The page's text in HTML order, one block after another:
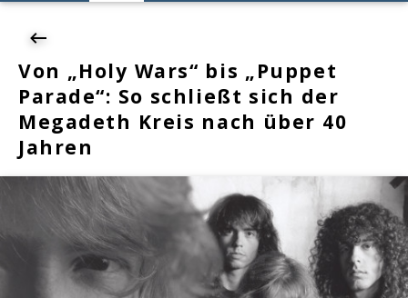
sich
der
Megadeth
Kreis
nach
über
Von „Holy Wars“ bis „Puppet
Parade“: So schließt sich der
Megadeth Kreis nach über 40
Jahren